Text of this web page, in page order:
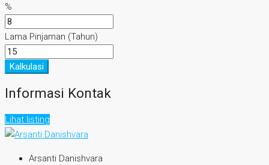
%
Lama Pinjaman (Tahun)
Kalkulasi
Informasi Kontak
Lihat listing
Arsanti Danishvara